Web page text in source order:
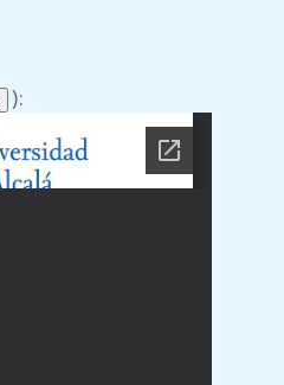
):